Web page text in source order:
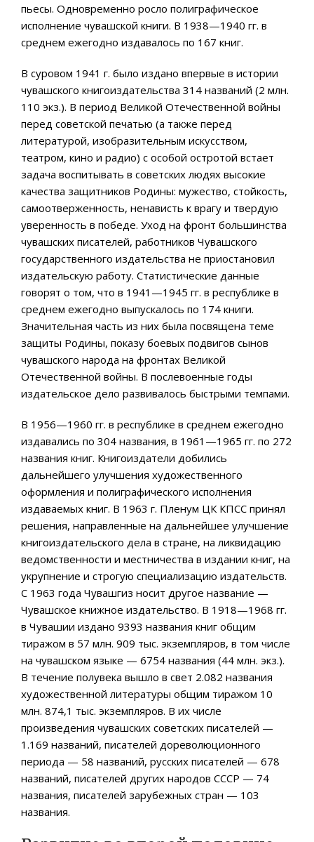
пьесы. Одновременно росло полиграфическое
исполнение чувашской книги. В 1938—1940 гг. в
среднем ежегодно издавалось по 167 книг.
В суровом 1941 г. было издано впервые в истории
чувашского книгоиздательства 314 названий (2 млн.
110 экз.). В период Великой Отечественной войны
перед советской печатью (а также перед
литературой, изобразительным искусством,
театром, кино и радио) с особой остротой встает
задача воспитывать в советских людях высокие
качества защитников Родины: мужество, стойкость,
самоотверженность, ненависть к врагу и твердую
уверенность в победе. Уход на фронт большинства
чувашских писателей, работников Чувашского
государственного издательства не приостановил
издательскую работу. Статистические данные
говорят о том, что в 1941—1945 гг. в республике в
среднем ежегодно выпускалось по 174 книги.
Значительная часть из них была посвящена теме
защиты Родины, показу боевых подвигов сынов
чувашского народа на фронтах Великой
Отечественной войны. В послевоенные годы
издательское дело развивалось быстрыми темпами.
В 1956—1960 гг. в республике в среднем ежегодно
издавались по 304 названия, в 1961—1965 гг. по 272
названия книг. Книгоиздатели добились
дальнейшего улучшения художественного
оформления и полиграфического исполнения
издаваемых книг. В 1963 г. Пленум ЦК КПСС принял
решения, направленные на дальнейшее улучшение
книгоиздательского дела в стране, на ликвидацию
ведомственности и местничества в издании книг, на
укрупнение и строгую специализацию издательств.
С 1963 года Чувашгиз носит другое название —
Чувашское книжное издательство. В 1918—1968 гг.
в Чувашии издано 9393 названия книг общим
тиражом в 57 млн. 909 тыс. экземпляров, в том числе
на чувашском языке — 6754 названия (44 млн. экз.).
В течение полувека вышло в свет 2.082 названия
художественной литературы общим тиражом 10
млн. 874,1 тыс. экземпляров. В их числе
произведения чувашских советских писателей —
1.169 названий, писателей дореволюционного
периода — 58 названий, русских писателей — 678
названий, писателей других народов СССР — 74
названия, писателей зарубежных стран — 103
названия.